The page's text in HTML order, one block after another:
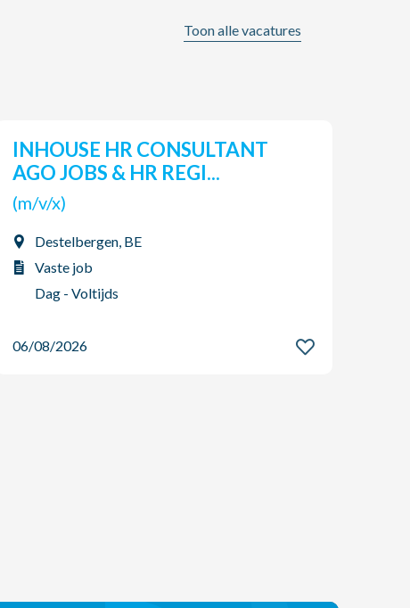
Toon alle vacatures
INHOUSE HR CONSULTANT
AGO JOBS & HR REGI...
(m/v/x)
Destelbergen, BE
Vaste job
Dag - Voltijds
06/08/2026